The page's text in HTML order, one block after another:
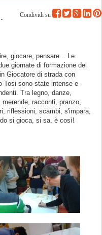
Condividi su
giocare, pensare... Le
giornate di formazione del
Giocatore di strada con
Tosi sono state intense e
Tra legno, danze,
merende, racconti, pranzo,
riflessioni, scambi, s'impara,
si gioca, si sa, è così!